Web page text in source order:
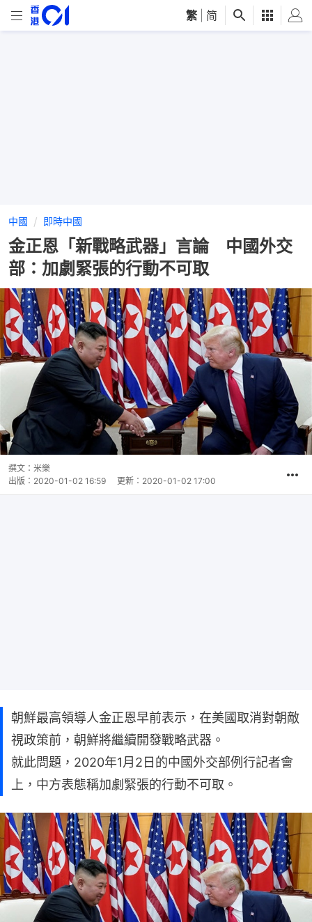
繁 简
中國 即時中國
金正恩「新戰略武器」言論 中國外交
部：加劇緊張的行動不可取
撰文： 米樂
出版： 2020-01-02 16:59 更新： 2020-01-02 17:00
朝鮮最高領導人金正恩早前表示，在美國取消對朝敵
視政策前，朝鮮將繼續開發戰略武器。
就此問題，2020年1月2日的中國外交部例行記者會
上，中方表態稱加劇緊張的行動不可取。